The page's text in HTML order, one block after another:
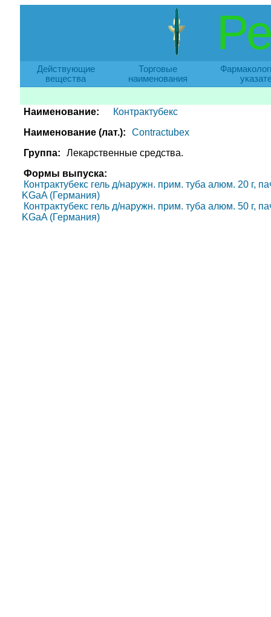
Действующие
вещества
Торговые
наименования
Наименование:
Контрактубекс
Наименование (лат.):
Contractubex
Группа:
Лекарственные средства.
Формы выпуска:
Контрактубекс гель д/наружн. прим. туба алюм. 20 г,
KGaA (Германия)
Контрактубекс гель д/наружн. прим. туба алюм. 50 г,
KGaA (Германия)